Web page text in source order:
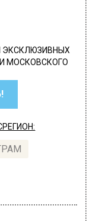
ЭКСКЛЮЗИВНЫХ
МОСКОВСКОГО